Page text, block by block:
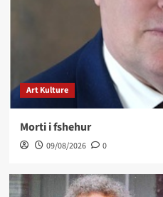
Art Kulture
Morti i fshehur
09/08/2026 0